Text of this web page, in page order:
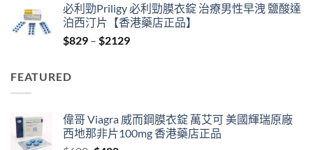
was:
$400.
is:
$399.
必利勁Priligy 必利勁膜衣錠 治療男性早洩 鹽酸達
泊西汀片【香港藥店正品】
$829 – $2129Price
FEATURED
偉哥 Viagra 威而鋼膜衣錠 萬艾可 美國輝瑞原廠
西地那非片100mg 香港藥店正品